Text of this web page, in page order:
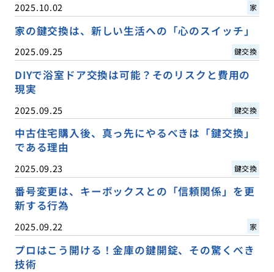
2025.10.02 家
家の鍵交換は、新しい生活への「心のスイッチ」
2025.09.25 鍵交換
DIYで浴室ドア交換は可能？そのリスクと費用の
現実
2025.09.25 鍵交換
中古住宅購入後、真っ先にやるべきは「鍵交換」
である理由
2025.09.23 鍵交換
番号変更は、キーボックスとの「信頼関係」を更
新する行為
2025.09.22 家
プロはこう開ける！金庫の鍵開錠、その驚くべき
技術